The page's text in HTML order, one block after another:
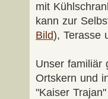
mit
kann zur
Bild), Terasse
Unser familiär
Ortskern und
"Kaiser